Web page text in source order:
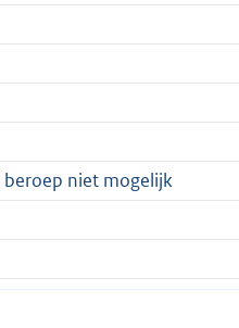
beroep niet mogelijk